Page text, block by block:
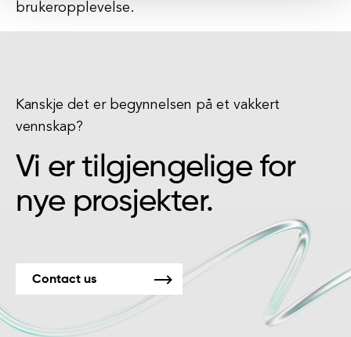
brukeropplevelse.
Kanskje det er begynnelsen på et vakkert
vennskap?
Vi er tilgjengelige for
nye prosjekter.
Contact us